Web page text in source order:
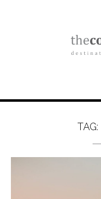
TAG: